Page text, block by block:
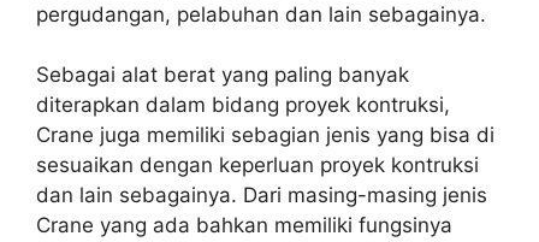
pergudangan, pelabuhan dan lain sebagainya.
Sebagai alat berat yang paling banyak
diterapkan dalam bidang proyek kontruksi,
Crane juga memiliki sebagian jenis yang bisa di
sesuaikan dengan keperluan proyek kontruksi
dan lain sebagainya. Dari masing-masing jenis
Crane yang ada bahkan memiliki fungsinya